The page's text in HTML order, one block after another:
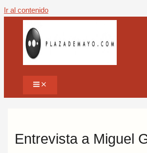
Ir al contenido
Entrevista a Miguel